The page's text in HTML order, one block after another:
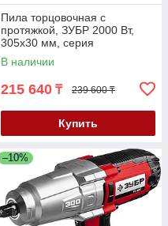
Пила торцовочная с
протяжкой, ЗУБР 2000 Вт,
305х30 мм, серия
"Профессионал" (ППТ-305-
П)
В наличии
215 640 ₸ 239 600 ₸
Купить
–10%